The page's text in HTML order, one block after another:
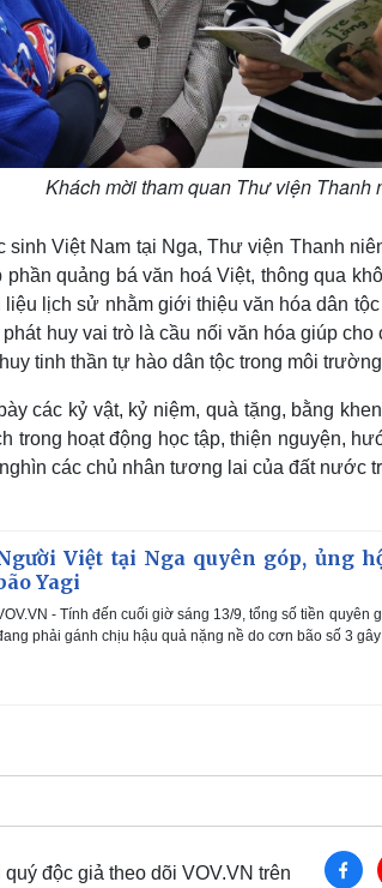
Khách mời tham quan Thư viện Thanh
sinh Việt Nam tại Nga, Thư viện Thanh
quảng bá văn hoá Việt, thông qua
liệu lịch sử nhằm giới thiệu văn hóa dân
huy vai trò là cầu nối văn hóa giúp
tinh thần tự hào dân tộc trong môi
các kỷ vật, kỷ niệm, quà tặng, bằng
trong hoạt động học tập, thiện nguyện,
các chủ nhân tương lai của đất nước
Việt tại Nga quyên góp, ủng
Yagi
- Tính đến cuối giờ sáng 13/9, tổng số tiền
phải gánh chịu hậu quả nặng nề do cơn bão số 3
quý độc giả theo dõi VOV.VN trên